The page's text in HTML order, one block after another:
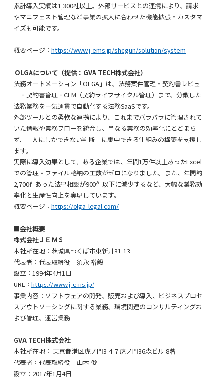
累計導入実績は1,300社以上。外部サービスとの連携により、請求
やマニフェスト管理など事業の拡大に合わせた機能拡張・カスタマ
イズも可能です。
概要ページ： https://www.j-ems.jp/shogun/solution/system
OLGAについて（提供：GVA TECH株式会社）
法務オートメーション「OLGA」は、法務案件管理・契約書レビュ
ー・契約書管理・CLM（契約ライフサイクル管理）まで、分散した
法務業務を一気通貫で自動化する法務SaaSです。
外部ツールとの柔軟な連携により、これまでバラバラに管理されて
いた情報や業務フローを統合し、単なる業務の効率化にとどまら
ず、「人にしかできない判断」に集中できる仕組みの構築を支援し
ます。
実際に導入効果として、ある企業では、年間1万件以上あったExcel
での管理・ファイル格納の工数がゼロになりました。また、年間約
2,700件あった法律相談が900件以下に減少するなど、大幅な業務効
率化と生産性向上を実現しています。
概要ページ： https://olga-legal.com/
■会社概要
株式会社ＪＥＭＳ
本社所在地 ：茨城県つくば市東新井31-13
代表者：代表取締役 須永 裕毅
設立：1994年4月1日
URL： https://www.j-ems.jp/
事業内容：ソフトウェアの開発、販売および導入、ビジネスプロセ
スアウトソーシングに関する業務、環境関連のコンサルティングお
よび管理、運営業務
GVA TECH株式会社
本社所在地 ： 東京都港区虎ノ門3-4-7 虎ノ門36森ビル 8階
代表者：代表取締役 山本 俊
設立：2017年1月4日